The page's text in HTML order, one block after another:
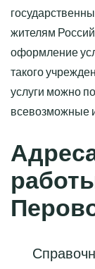
жителям
оформление
такого
услуги можно
всевозможные